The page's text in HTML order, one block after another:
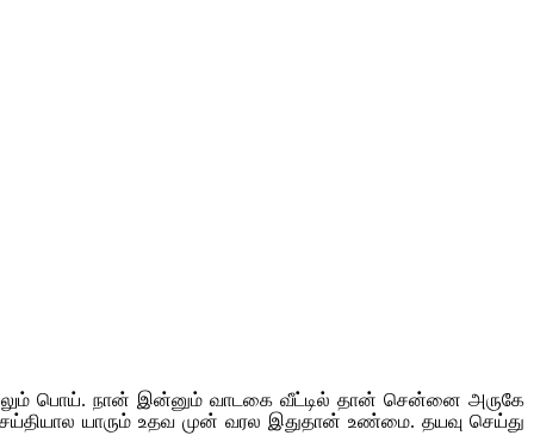
பொய். நான் இன்னும் வாடகை வீட்டில் தான் சென்னை அருகே
யாரும் உதவ முன் வரல இதுதான் உண்மை. தயவு செய்து